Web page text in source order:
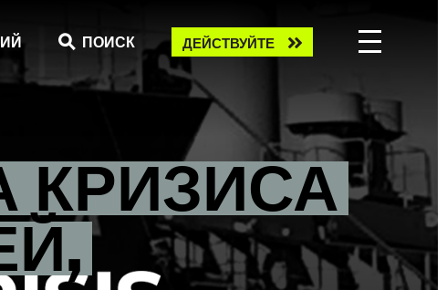
ПОИСК
Take
action
ДЕЙСТВУЙТЕ